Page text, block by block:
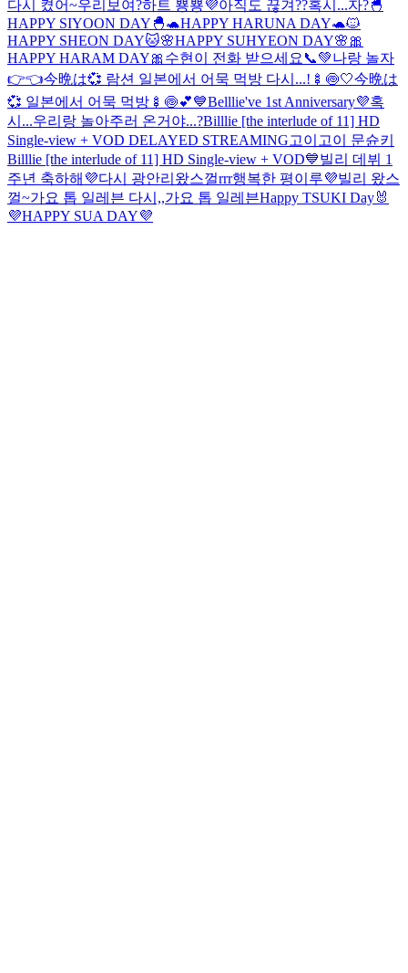
다시 켰어~우리보여?하트 뿅뿅💜아직도 끊겨??혹시...자?🐣
HAPPY SIYOON DAY🐣🐢HAPPY HARUNA DAY🐢🐱
HAPPY SHEON DAY🐱🌸HAPPY SUHYEON DAY🌸 🎀
HAPPY HARAM DAY🎀 수현이 전화 받으세요📞💚나랑 놀자
👉👈今晩は💞 람션 일본에서 어묵 먹방 다시...!🍢🍥🤍今晩は
💞 일본에서 어묵 먹방🍢🍥💕💙Belllie've 1st Anniversary💜혹
시...우리랑 놀아주러 온거야...?Billlie [the interlude of 11] HD
Single-view + VOD DELAYED STREAMING고이고이 문슌키
Billlie [the interlude of 11] HD Single-view + VOD💙빌리 데뷔 1
주년 축하해💜다시 광안리왔스껄rrr행복한 평이루💜빌리 왔스
껄~가요 톱 일레븐 다시,,가요 톱 일레븐Happy TSUKI Day🐰
💜HAPPY SUA DAY💜